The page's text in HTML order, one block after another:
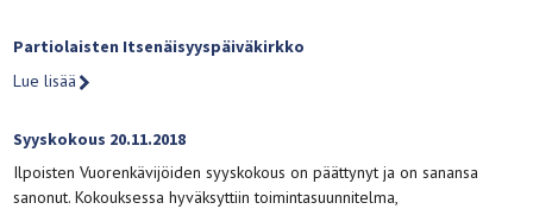
Partiolaisten Itsenäisyyspäiväkirkko
Lue lisää
Syyskokous 20.11.2018
Ilpoisten Vuorenkävijöiden syyskokous on päättynyt ja on sanansa
sanonut. Kokouksessa hyväksyttiin toimintasuunnitelma,